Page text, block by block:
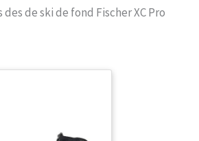
talon interne moulée Lace Cover |
de pénétrer dans la chaussure.
de ski de fond Fischer XC Pro